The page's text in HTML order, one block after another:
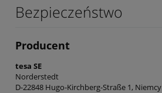
Bezpieczeństwo
Producent
tesa SE
Norderstedt
D-22848 Hugo-Kirchberg-Straße 1, Niemcy